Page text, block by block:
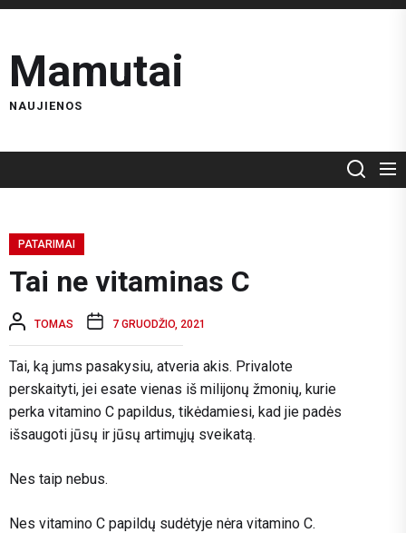
Skip
the
content
Mamutai
NAUJIENOS
PATARIMAI
Tai ne vitaminas C
TOMAS 7 GRUODŽIO, 2021
Tai, ką jums pasakysiu, atveria akis. Privalote
perskaityti, jei esate vienas iš milijonų žmonių, kurie
perka vitamino C papildus, tikėdamiesi, kad jie padės
išsaugoti jūsų ir jūsų artimųjų sveikatą.
Nes taip nebus.
Nes vitamino C papildų sudėtyje nėra vitamino C.